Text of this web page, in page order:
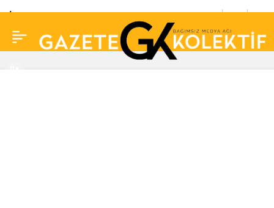
Güvenliği Dairesi,